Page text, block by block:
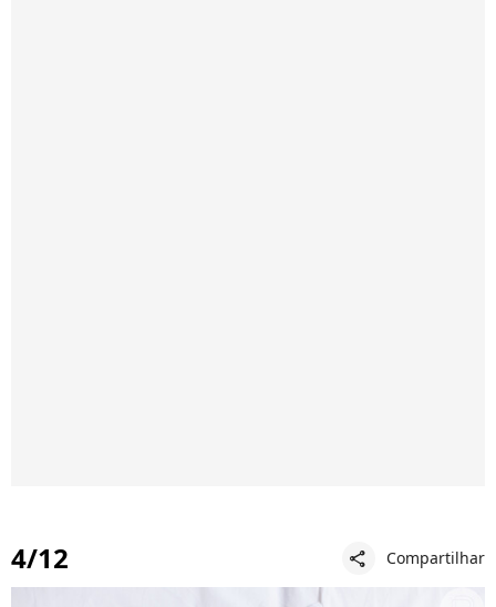
4/12 share Compartilhar